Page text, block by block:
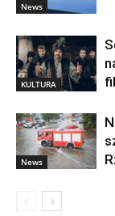
News
KULTURA
News